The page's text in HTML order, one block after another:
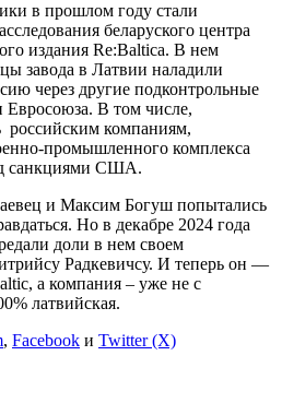
в прошлом году стали
беларуского центра
издания Re:Baltica. В нем
завода в Латвии наладили
через другие подконтрольные
Евросоюза. В том числе,
российским компаниям,
промышленного комплекса
санкциями США.
и Максим Богуш попытались
Но в декабре 2024 года
доли в нем своем
Радкевичсу. И теперь он —
а компания – уже не с
латвийская.
, Facebook и Twitter (X)